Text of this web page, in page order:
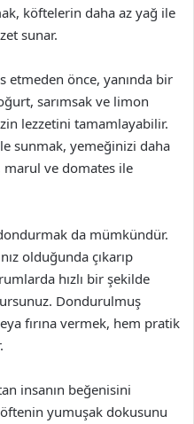
köftelerin daha az yağ ile
sunar.
etmeden önce, yanında bir
sarımsak ve limon
lezzetini tamamlayabilir.
sunmak, yemeğinizi daha
marul ve domates ile
da mümkündür.
olduğunda çıkarıp
hızlı bir şekilde
Dondurulmuş
fırına vermek, hem pratik
insanın beğenisini
yumuşak dokusunu